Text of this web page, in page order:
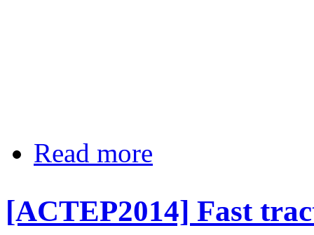
Read more
[ACTEP2014] Fast